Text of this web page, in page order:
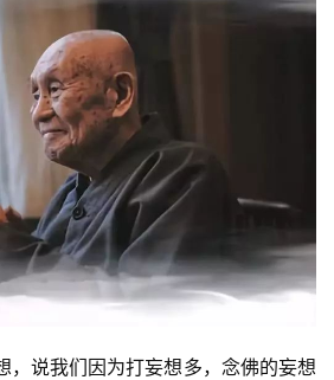
，说我们因为打妄想多，念佛的妄想